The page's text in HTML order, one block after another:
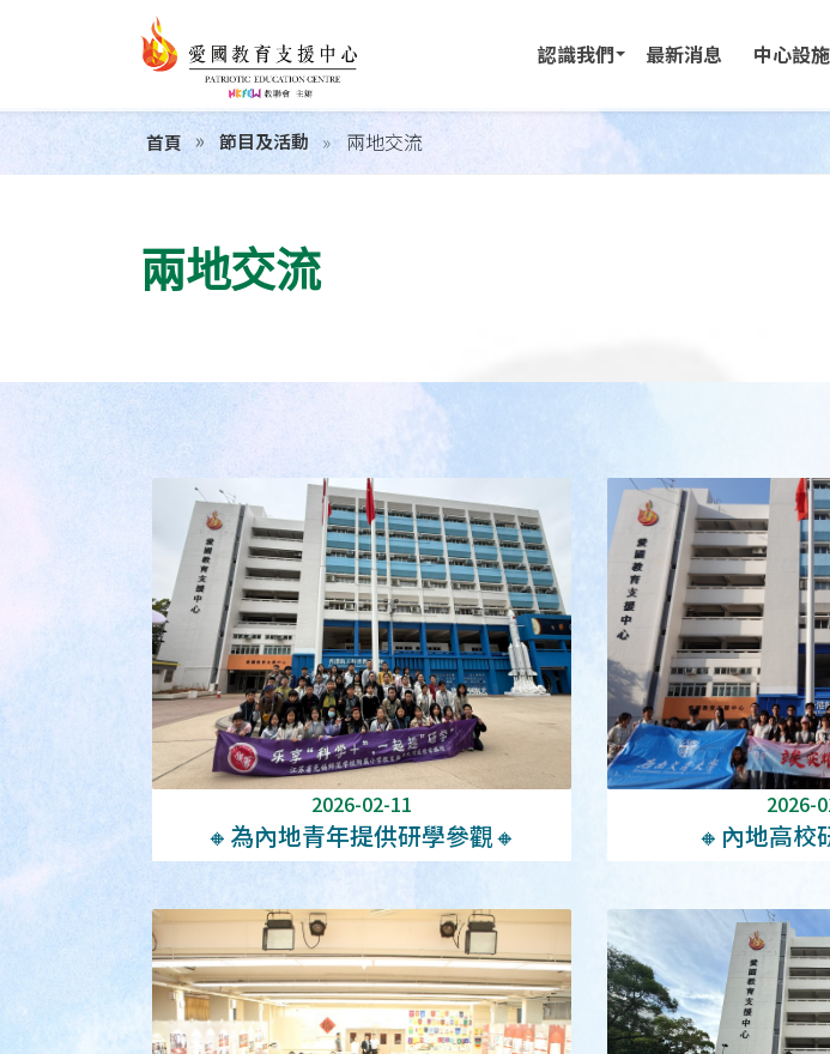
認識我們 最新消息 中心設施
首頁 節目及活動 兩地交流
兩地交流
2026-02-11
🔸為內地青年提供研學參觀🔸
2026-
🔸內地高校